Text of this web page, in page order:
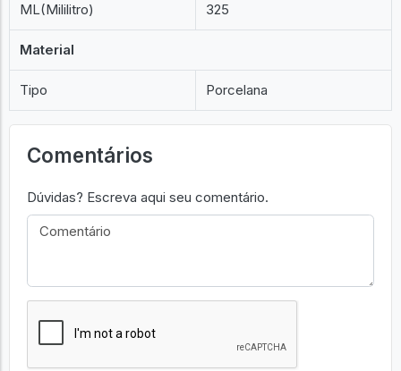
ML(Mililitro) 325
Material
Tipo Porcelana
Comentários
Dúvidas? Escreva aqui seu comentário.